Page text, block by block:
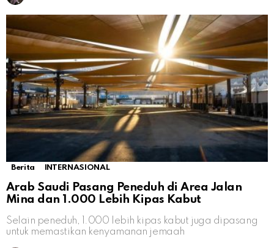
Berita INTERNASIONAL
Arab Saudi Pasang Peneduh di Area Jalan
Mina dan 1.000 Lebih Kipas Kabut
Selain peneduh, 1.000 lebih kipas kabut juga dipasang
untuk memastikan kenyamanan jemaah